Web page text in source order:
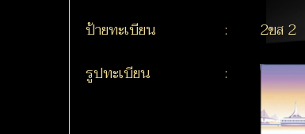
ป้ายทะเบียน
:
2ขส 2
รูปทะเบียน
: